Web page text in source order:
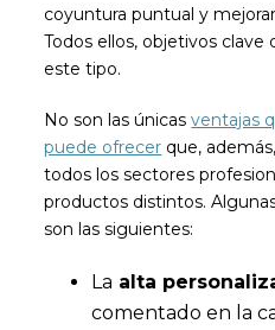
coyuntura puntual y
Todos ellos, objetivos
este tipo.
No son las únicasventajas
puede ofrecer que,
todos los sectores
productos distintos.
son las siguientes:
La alta
comentado en la